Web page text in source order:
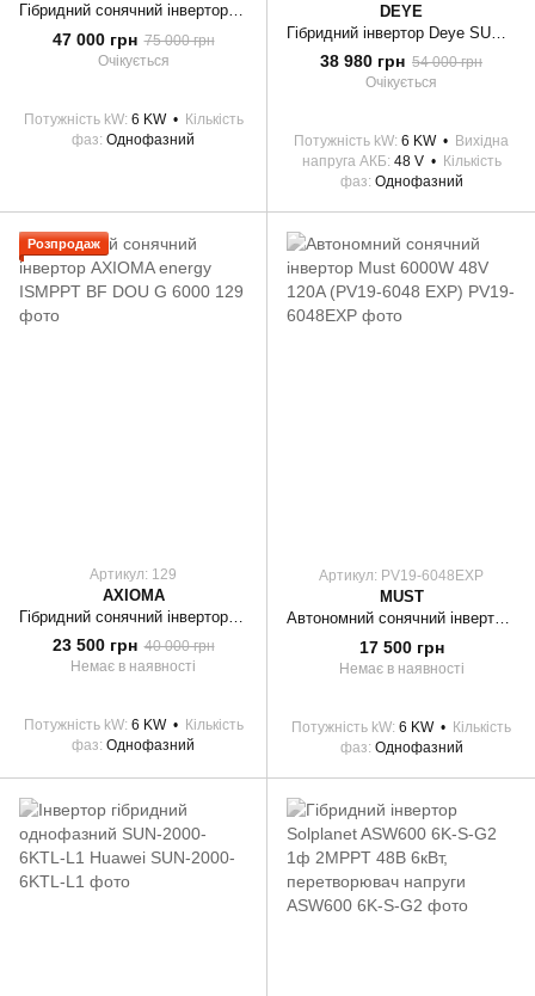
Гібридний сонячний інвертор Deye SUN-6K-SG03LP1-EU WiFi
47 000 грн 75 000 грн
Очікується
Потужність kW 6 KW
Кількість
фаз Однофазний
DEYE
38 980 грн 54 000 грн
Очікується
Потужність kW 6 KW
Вихідна
напруга АКБ 48 V
Кількість
фаз Однофазний
Розпродаж
Артикул: 129
AXIOMA
23 500 грн 40 000 грн
Немає в наявності
Потужність kW 6 KW
Кількість
фаз Однофазний
Артикул: PV19-6048EXP
MUST
Автономний сонячний інвертор Must 6000W 48V 120A (PV19-6048 EXP)
17 500 грн
Немає в наявності
Потужність kW 6 KW
Кількість
фаз Однофазний